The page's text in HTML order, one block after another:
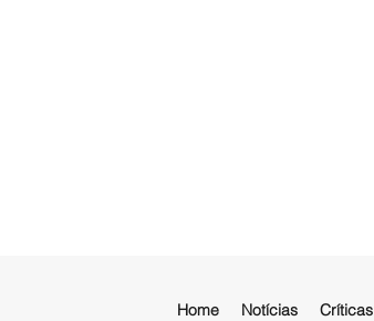
Home Notícias Críticas